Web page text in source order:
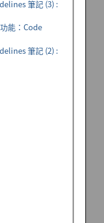
筆記 (3) :
能：Code
筆記 (2) :